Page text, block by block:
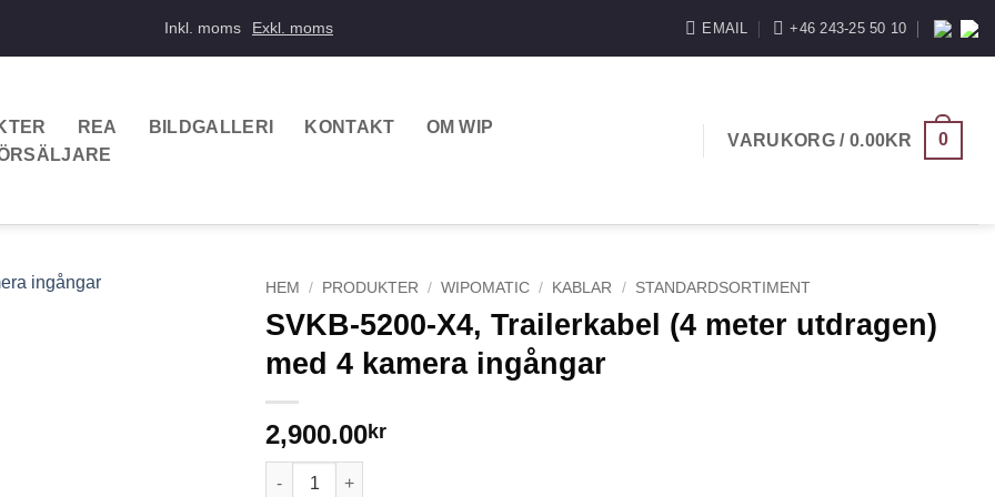
Inkl. moms Exkl. moms EMAIL +46 243-25 50 10
REA BILDGALLERI KONTAKT
OM WIP
VARUKORG / 0.00KR 0
HEM / PRODUKTER / WIPOMATIC / KABLAR / STANDARDSORTIMENT
SVKB-5200-X4, Trailerkabel (4 meter utdragen)
med 4 kamera ingångar
2,900.00kr
SVKB-5200-X4, Trailerkabel (4 meter utdragen) med 4 kamera ingångar mängd